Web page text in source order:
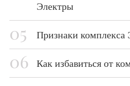
Электры
Признаки комплекса
Как избавиться от